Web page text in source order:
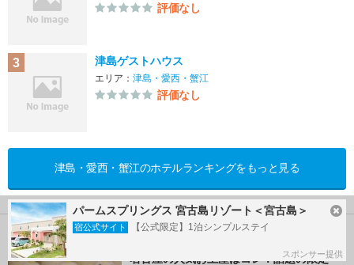
評価なし
3 津島ゲストハウス
エリア： 津島・愛西・蟹江
評価なし
津島・愛西・蟹江のホテルランキングをもっと見る
愛知のおすすめ情報
名古屋の人気お土産はコレ！話題の限定
パームスプリングス 宮古島リゾート＜宮古島＞
宿公式サイト 【公式限定】1泊シンプルステイ
スポンサー提供